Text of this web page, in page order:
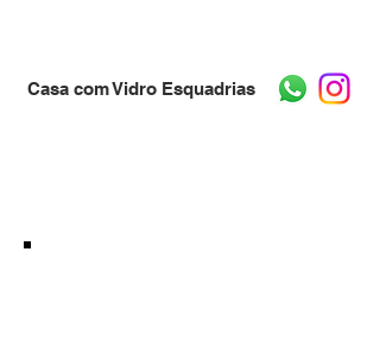
Casa com Vidro Esquadrias